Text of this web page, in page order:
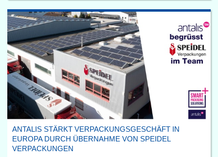
ANTALIS STÄRKT VERPACKUNGSGESCHÄFT IN
EUROPA DURCH ÜBERNAHME VON SPEIDEL
VERPACKUNGEN